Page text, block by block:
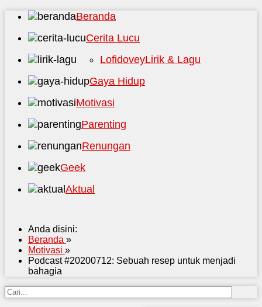
Beranda
Cerita Lucu
Lirik & Lagu
Lofidovey
Gaya Hidup
Motivasi
Parenting
Renungan
Geek
Aktual
Anda disini:
Beranda »
Motivasi »
Podcast #20200712: Sebuah resep untuk menjadi
bahagia